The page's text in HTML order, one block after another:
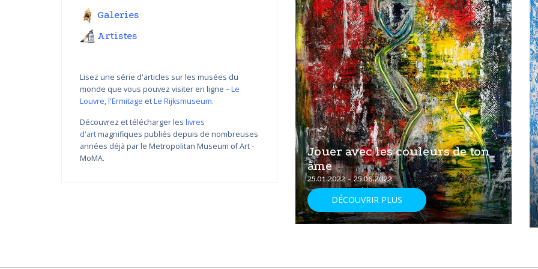
Galeries
Artistes
Lisez une série d'articles sur les musées du
monde que vous pouvez visiter en ligne –Le
Louvre,l'Ermitage etLe Rijksmuseum.
Découvrez et télécharger les livres
d'artmagnifiques publiés depuis de nombreuses
années déjà par le Metropolitan Museum of Art -
MoMA.
Variations de couleur de
Nikolay Yanakiev I
22.03.2018 - 31.09.2018
Jouer avec les couleurs de ton
âme
25.01.2022 - 25.06.2022
DÉCOUVRIR PLUS